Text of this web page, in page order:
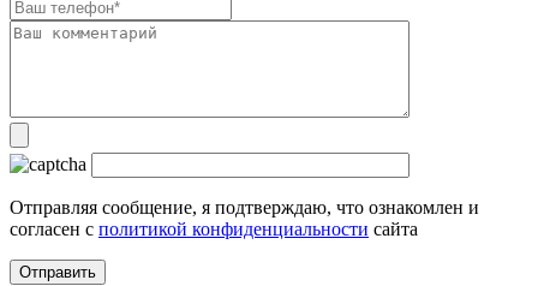
Отправляя сообщение, я подтверждаю, что ознакомлен и
согласен с политикой конфиденциальности сайта